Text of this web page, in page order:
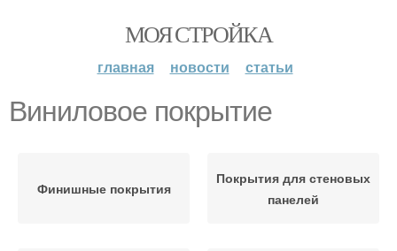
МОЯ СТРОЙКА
главная новости статьи
Виниловое покрытие
Финишные покрытия
Покрытия для стеновых
панелей